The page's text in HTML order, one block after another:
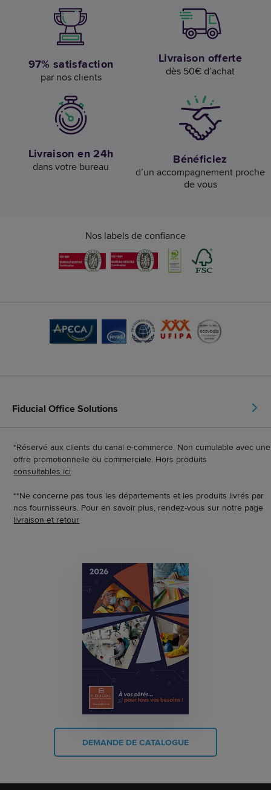
97% satisfaction
par nos clients
Livraison offerte
dès 50€ d’achat
Livraison en 24h
dans votre bureau Bénéficiez
d’un accompagnement proche
de vous
Nos labels de confiance
Fiducial Office Solutions
*Réservé aux clients du canal e-commerce. Non cumulable avec une
offre promotionnelle ou commerciale. Hors produits
consultables ici
**Ne concerne pas tous les départements et les produits livrés par
nos fournisseurs. Pour en savoir plus, rendez-vous sur notre page
livraison et retour
DEMANDE DE CATALOGUE